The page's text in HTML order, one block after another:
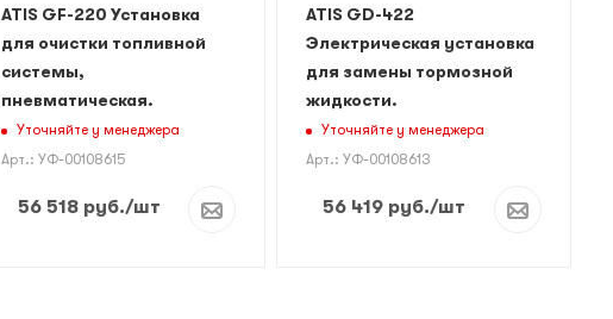
ATIS GF-220 Установка
для очистки топливной
системы,
пневматическая.
Уточняйте у менеджера
Арт.: УФ-00108615
56 518руб./шт
ATIS GD-422
Электрическая установка
для замены тормозной
жидкости.
Уточняйте у менеджера
Арт.: УФ-00108613
56 419 руб./шт